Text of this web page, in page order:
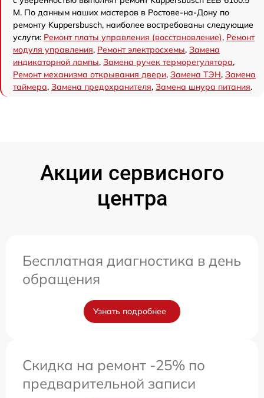
M. По данным наших мастеров в Ростове-на-Дону по
ремонту Kuppersbusch, наиболее востребованы следующие
услуги: Ремонт платы управления (восстановление), Ремонт
модуля управления, Ремонт электросхемы, Замена
индикаторной лампы, Замена ручек терморегулятора,
Ремонт механизма открывания двери, Замена ТЭН, Замена
таймера, Замена предохранителя, Замена шнура питания.
Акции сервисного
центра
Бесплатная диагностика в день
обращения
Узнать подробнее
Скидка на ремонт -25% по
предварительной записи